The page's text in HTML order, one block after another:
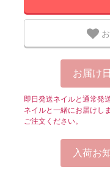
お届け
即日発送ネイルと通常発
ネイルと一緒にお届けし
ご注文ください。
入荷お